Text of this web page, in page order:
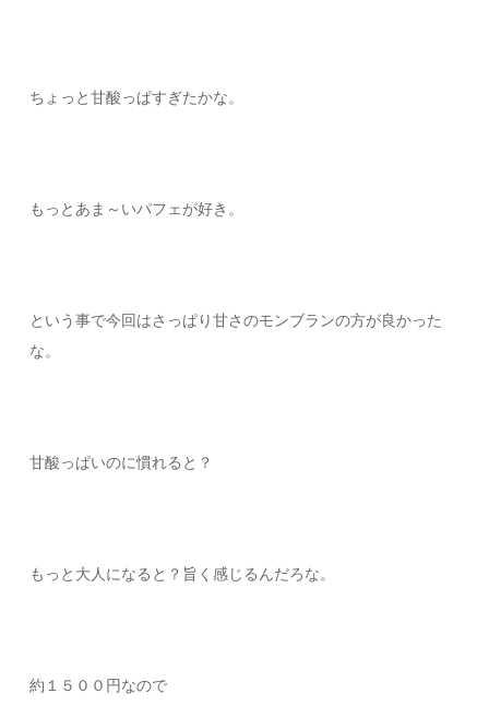
ちょっと甘酸っぱすぎたかな。
もっとあま～いパフェが好き。
という事で今回はさっぱり甘さのモンブランの方が良かった
な。
甘酸っぱいのに慣れると？
もっと大人になると？旨く感じるんだろな。
約１５００円なので